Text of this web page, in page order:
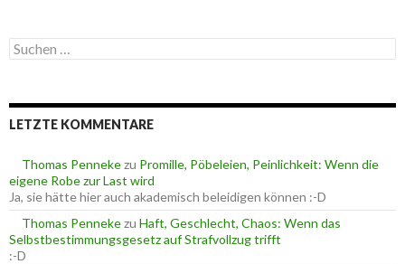
g
o
n
S
u
e
n
c
h
:
LETZTE KOMMENTARE
Thomas Pennekezu Promille, Pöbeleien, Peinlichkeit: Wenn die
eigene Robe zur Last wird
Ja, sie hätte hier auch akademisch beleidigen können :-D
Thomas Pennekezu Haft, Geschlecht, Chaos: Wenn das
Selbstbestimmungsgesetz auf Strafvollzug trifft
:-D